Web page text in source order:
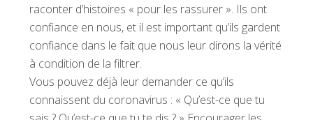
raconter d’histoires « pour les rassurer ». Ils ont
confiance en nous, et il est important qu’ils gardent
confiance dans le fait que nous leur dirons la vérité
à condition de la filtrer.
Vous pouvez déjà leur demander ce qu’ils
connaissent du coronavirus : « Qu’est-ce que tu